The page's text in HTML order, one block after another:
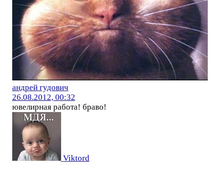
андрей гудович
26.08.2012, 00:32
ювелирная работа! браво!
Viktord